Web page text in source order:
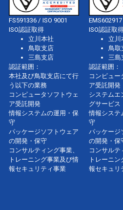
FS591336 / ISO 9001
ISO認証取得
立川本社
鳥取支店
三島支店
認証範囲：
本社及び鳥取支店にて行
う以下の業務
コンピュータソフトウェ
ア受託開発
情報システムの運用・保
守
パッケージソフトウェア
の開発・保守
コンサルティング事業、
トレーニング事業及び情
報セキュリティ事業
ISO認証取
立川
鳥取
三島
認証範囲：
コンピュー
ア受託開発
システムエ
グサービス
情報システ
守
パッケージ
の開発・保
コンサルテ
トレーニ
報セキュリ